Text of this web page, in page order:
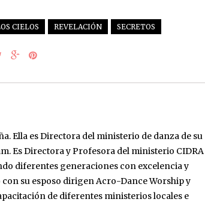
CIELOS REVELACIÓN SECRETOS
Ella es Directora del ministerio de danza de su
Es Directora y Profesora del ministerio CIDRA
diferentes generaciones con excelencia y
su esposo dirigen Acro-Dance Worship y
de diferentes ministerios locales e